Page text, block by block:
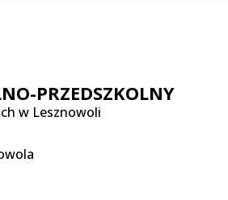
PRZEDSZKOLNY
w Lesznowoli